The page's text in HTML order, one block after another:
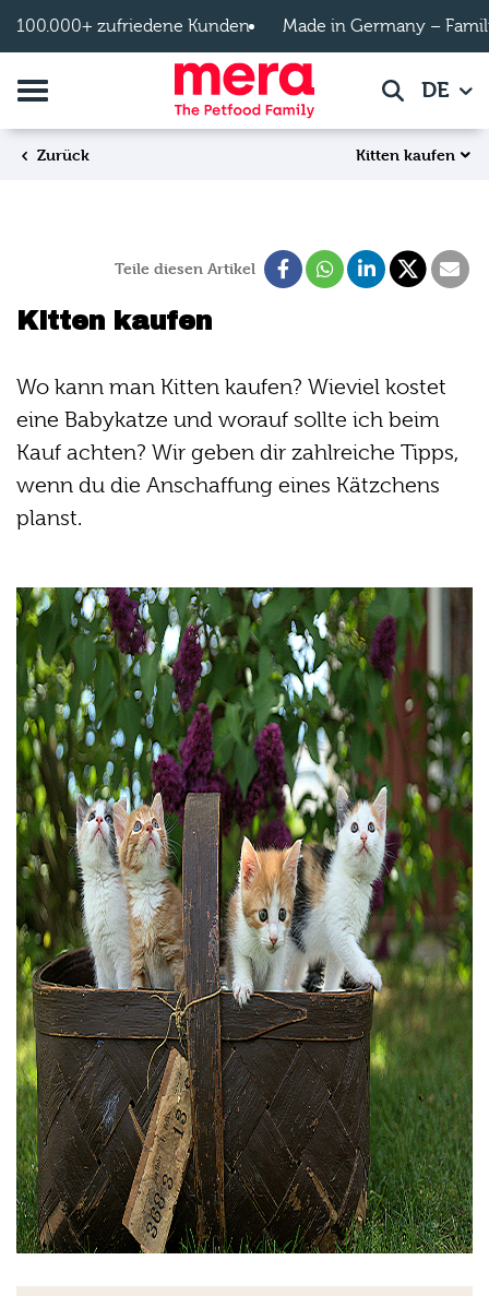
100.000+ zufriedene Kunden Made in Germany –
Navigation umschalten SucheDE
Zurück Kitten kaufen
Teile diesen Artikel
Kitten kaufen
Wo kann man Kitten kaufen? Wieviel kostet
eine Babykatze und worauf sollte ich beim
Kauf achten? Wir geben dir zahlreiche Tipps,
wenn du die Anschaffung eines Kätzchens
planst.